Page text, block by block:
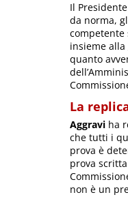
Il
da norma,
insieme
quanto
La
Aggravi ha
che tutti i
prova è
prova
non è un